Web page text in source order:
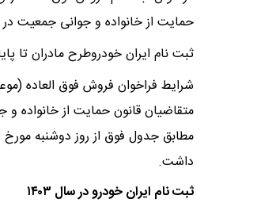
حمایت از خانواده و جوانی جمعیت
ثبت نام ایران خودروطرح مادران تا پایان روز سه شنبه،
متقاضیان قانون حمایت از خانواده
داشت.
ثبت نام ایران خودرو در سال ۱۴۰۳